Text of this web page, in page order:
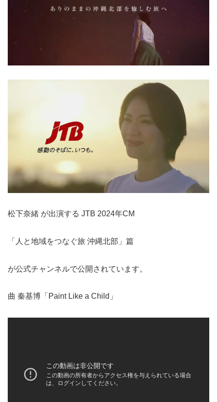
松下奈緒 が出演する JTB 2024年CM
「人と地域をつなぐ旅 沖縄北部」篇
が公式チャンネルで公開されています。
曲 秦基博「Paint Like a Child」